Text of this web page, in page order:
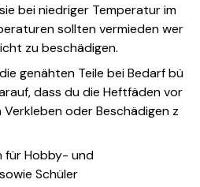
bei niedriger Temperatur im
sollten vermieden wer
zu beschädigen.
genähten Teile bei Bedarf bü
dass du die Heftfäden vor
oder Beschädigen z
für Hobby- und
Schüler